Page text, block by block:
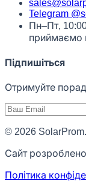
Telegram
Пн–Пт,
приймаємо
Підпишіться
Отримуйте
© 2026
Сайт
Політика